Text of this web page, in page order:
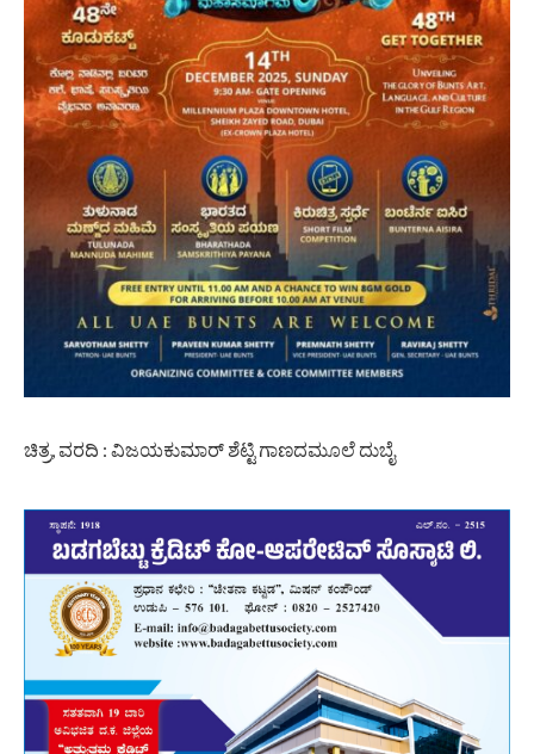
ಚಿತ್ರ, ವರದಿ : ವಿಜಯಕುಮಾರ್ ಶೆಟ್ಟಿ ಗಾಣದಮೂಲೆ ದುಬೈ